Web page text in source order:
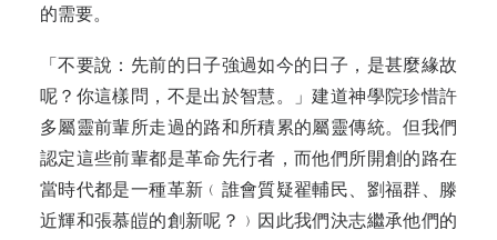
的需要。
「不要說：先前的日子強過如今的日子，是甚麼緣故
呢？你這樣問，不是出於智慧。」建道神學院珍惜許
多屬靈前輩所走過的路和所積累的屬靈傳統。但我們
認定這些前輩都是革命先行者，而他們所開創的路在
當時代都是一種革新﹙誰會質疑翟輔民、劉福群、滕
近輝和張慕皚的創新呢？﹚因此我們決志繼承他們的